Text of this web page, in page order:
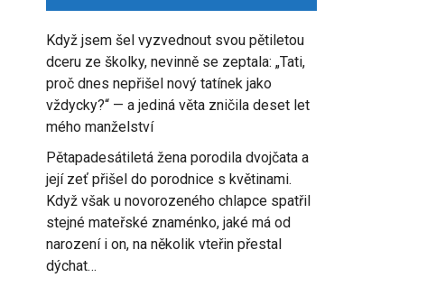
Když jsem šel vyzvednout svou pětiletou
dceru ze školky, nevinně se zeptala: „Tati,
proč dnes nepřišel nový tatínek jako
vždycky?“ — a jediná věta zničila deset let
mého manželství
Pětapadesátiletá žena porodila dvojčata a
její zeť přišel do porodnice s květinami.
Když však u novorozeného chlapce spatřil
stejné mateřské znaménko, jaké má od
narození i on, na několik vteřin přestal
dýchat…